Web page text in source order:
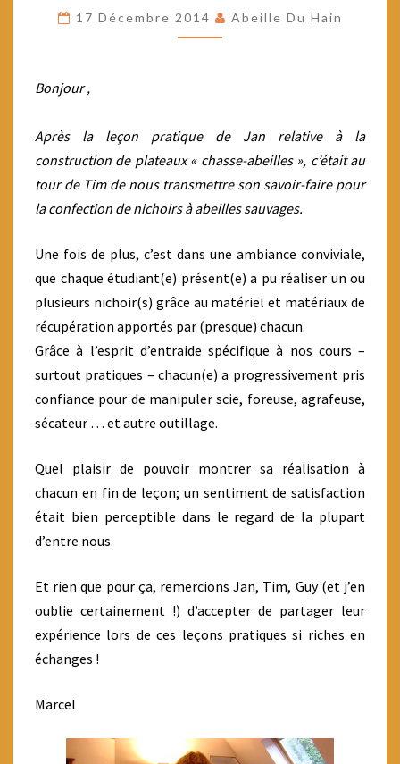
NICHOIR
À
17 Décembre 2014 Abeille Du Hain
Bonjour ,
Après la leçon pratique de Jan relative à la
construction de plateaux « chasse-abeilles », c’était au
tour de Tim de nous transmettre son savoir-faire pour
la confection de nichoirs à abeilles sauvages.
Une fois de plus, c’est dans une ambiance conviviale,
que chaque étudiant(e) présent(e) a pu réaliser un ou
plusieurs nichoir(s) grâce au matériel et matériaux de
récupération apportés par (presque) chacun.
Grâce à l’esprit d’entraide spécifique à nos cours –
surtout pratiques – chacun(e) a progressivement pris
confiance pour de manipuler scie, foreuse, agrafeuse,
sécateur … et autre outillage.
Quel plaisir de pouvoir montrer sa réalisation à
chacun en fin de leçon; un sentiment de satisfaction
était bien perceptible dans le regard de la plupart
d’entre nous.
Et rien que pour ça, remercions Jan, Tim, Guy (et j’en
oublie certainement !) d’accepter de partager leur
expérience lors de ces leçons pratiques si riches en
échanges !
Marcel